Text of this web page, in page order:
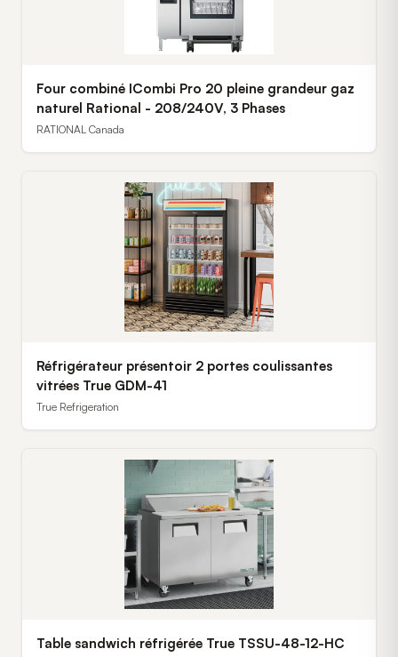
Four combiné ICombi Pro 20 pleine grandeur gaz
naturel Rational - 208/240V, 3 Phases
RATIONAL Canada
Réfrigérateur présentoir 2 portes coulissantes
vitrées True GDM-41
True Refrigeration
Table sandwich réfrigérée True TSSU-48-12-HC